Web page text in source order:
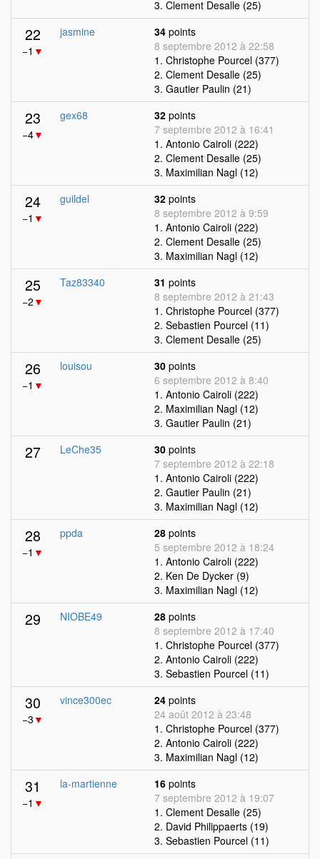
3. Clement Desalle (25)
22
−1 ▼
jasmine 34 points
8 septembre 2012 à 22:58
1. Christophe Pourcel (377)
2. Clement Desalle (25)
3. Gautier Paulin (21)
23
−4▼
gex68 32 points
7 septembre 2012 à 16:41
1. Antonio Cairoli (222)
2. Clement Desalle (25)
3. Maximilian Nagl (12)
24
−1 ▼
guildel 32 points
8 septembre 2012 à 9:59
1. Antonio Cairoli (222)
2. Clement Desalle (25)
3. Maximilian Nagl (12)
25
−2 ▼
Taz83340 31 points
8 septembre 2012 à 21:43
1. Christophe Pourcel (377)
2. Sebastien Pourcel (11)
3. Clement Desalle (25)
26
−1 ▼
louisou 30 points
6 septembre 2012 à 8:40
1. Antonio Cairoli (222)
2. Maximilian Nagl (12)
3. Gautier Paulin (21)
27 LeChe35 30 points
7 septembre 2012 à 22:18
1. Antonio Cairoli (222)
2. Gautier Paulin (21)
3. Maximilian Nagl (12)
28
−1 ▼
ppda 28 points
5 septembre 2012 à 18:24
1. Antonio Cairoli (222)
2. Ken De Dycker (9)
3. Maximilian Nagl (12)
29 NIOBE49 28 points
8 septembre 2012 à 17:40
1. Christophe Pourcel (377)
2. Antonio Cairoli (222)
3. Sebastien Pourcel (11)
30
−3 ▼
vince300ec 24 points
24 août 2012 à 23:48
1. Christophe Pourcel (377)
2. Antonio Cairoli (222)
3. Maximilian Nagl (12)
31
−1 ▼
la-martienne 16 points
7 septembre 2012 à 19:07
1. Clement Desalle (25)
2. David Philippaerts (19)
3. Sebastien Pourcel (11)